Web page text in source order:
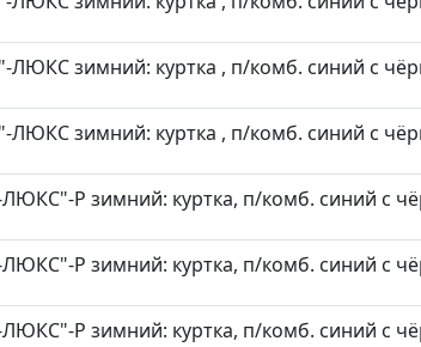
зимний: куртка , п/комб. синий с
зимний: куртка , п/комб. синий с
Р зимний: куртка, п/комб. синий с
Р зимний: куртка, п/комб. синий с
Р зимний: куртка, п/комб. синий с